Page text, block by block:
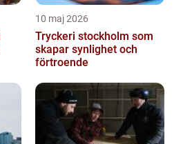
10 maj 2026
Tryckeri stockholm som
skapar synlighet och
förtroende